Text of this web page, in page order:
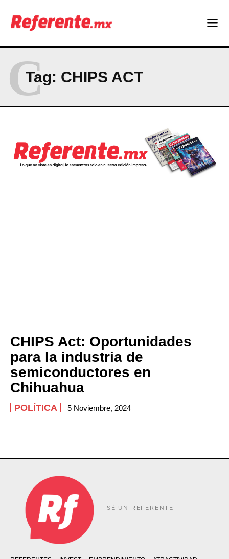
ABOUT
CONTACT
PRIVACY POLICY
NEWSLETTER
Tag: CHIPS ACT
C
CHIPS Act: Oportunidades
para la industria de
semiconductores en
Chihuahua
POLÍTICA 5 Noviembre, 2024
SÉ UN REFERENTE